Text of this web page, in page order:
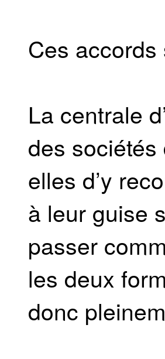
Ces
La centrale
des
elles d’y
à leur guise
passer
les deux
donc